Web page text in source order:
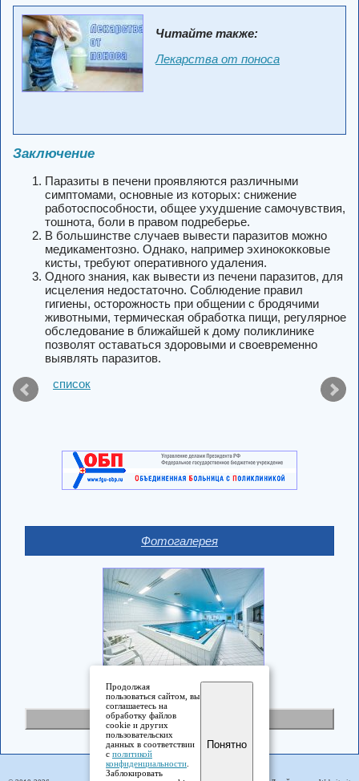
Читайте также:
Лекарства от поноса
Заключение
Паразиты в печени проявляются различными
симптомами, основные из которых: снижение
работоспособности, общее ухудшение самочувствия,
тошнота, боли в правом подреберье.
В большинстве случаев вывести паразитов можно
медикаментозно. Однако, например эхинококковые
кисты, требуют оперативного удаления.
Одного знания, как вывести из печени паразитов, для
исцеления недостаточно. Соблюдение правил
гигиены, осторожность при общении с бродячими
животными, термическая обработка пищи, регулярное
обследование в ближайшей к дому поликлинике
позволят оставаться здоровыми и своевременно
выявлять паразитов.
список
Фотогалерея
Полная версия
Продолжая
пользоваться сайтом, вы
соглашаетесь на
обработку файлов
cookie и других
пользовательских
данных в соответствии
с политикой
конфиденциальности
Заблокировать
Понятно